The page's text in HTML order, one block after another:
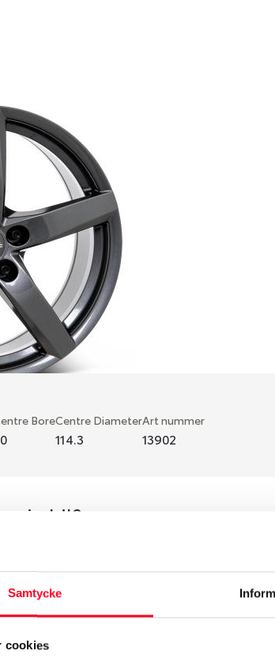
Samtycke
cookies
BoreCentre Diameter
114.3
Art nummer
13902
min bil?
för att se om den fälg du valt passar din
extra gång så att däck och fälg har
kan fälgen ha bytts ut under årens lopp
som bilen hade ut från fabrik.